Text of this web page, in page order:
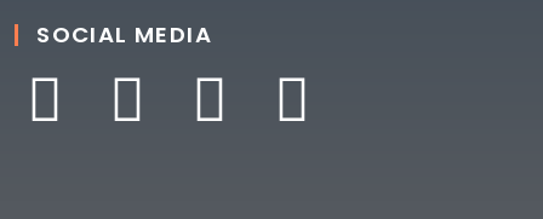
SOCIAL MEDIA